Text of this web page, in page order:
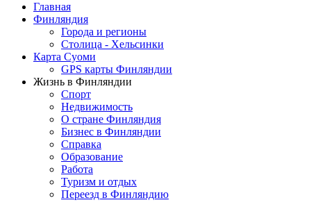
Главная
Финляндия
Города и регионы
Столица - Хельсинки
Карта Суоми
GPS карты Финляндии
Жизнь в Финляндии
Спорт
Недвижимость
О стране Финляндия
Бизнес в Финляндии
Справка
Образование
Работа
Туризм и отдых
Переезд в Финляндию